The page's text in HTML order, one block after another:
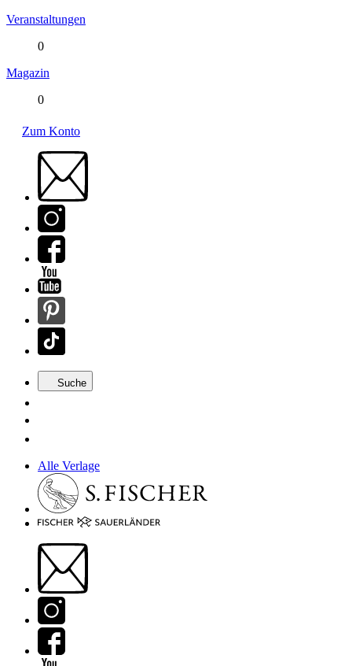
Veranstaltungen
0
Magazin
0
Zum Konto
Suche
Alle Verlage